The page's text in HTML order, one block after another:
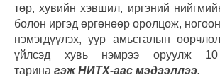
төр, хувийн хэвшил, иргэний
болон иргэд өргөнөөр оролцож,
нэмэгдүүлэх, уур амьсгалын
үйлсэд хувь нэмрээ оруулж
тарина гэж НИТХ-аас мэдээллээ.